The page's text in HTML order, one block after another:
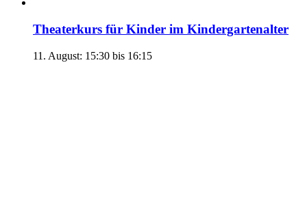
Theaterkurs für Kinder im Kindergartenalter
11. August: 15:30 bis 16:15